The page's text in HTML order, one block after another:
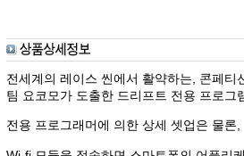
전세계의 레이스 씬에서 활약하는, 콘페티
팀 요코모가 도출한 드리프트 전용 프로그
전용 프로그래머에 의한 상세 셋업은 물론,